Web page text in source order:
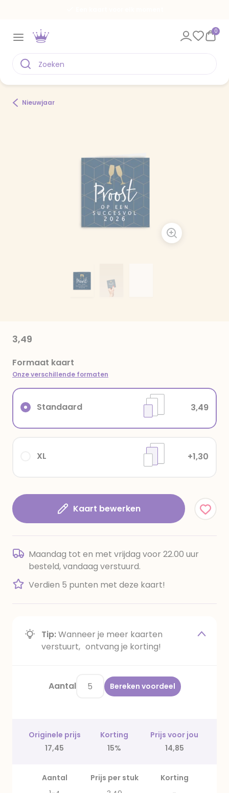
0
Nieuwjaar
3,49
Formaat kaart
Onze verschillende formaten
XL +1,30
Standaard 3,49
Kaart bewerken
Maandag tot en met vrijdag voor 22.00 uur
besteld, vandaag verstuurd.
Verdien 5 punten met deze kaart!
Tip:Wanneer je meer kaarten
verstuurt, ontvang je korting!
Aantal Bereken voordeel
Originele prijs Korting
Prijs voor jou
17,45
15% 14,85
Aantal Prijs per stuk
Korting